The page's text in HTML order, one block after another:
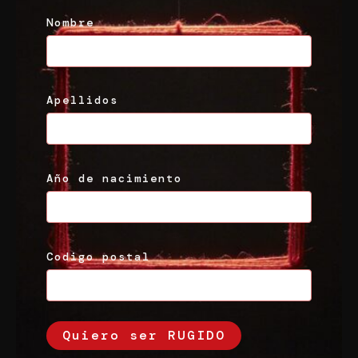
Nombre
Apellidos
Año de nacimiento
Codigo postal